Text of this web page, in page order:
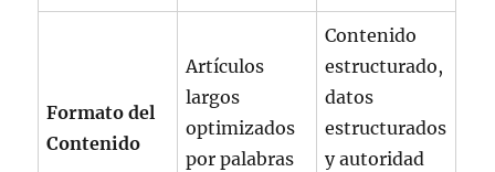
Formato del
Contenido
Artículos
largos
optimizados
por palabras
Contenido
estructurado,
datos
estructurados
y autoridad